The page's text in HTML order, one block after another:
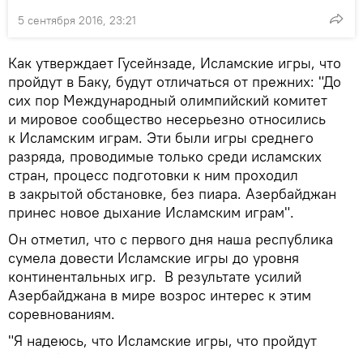
5 сентября 2016, 23:21
Как утверждает Гусейнзаде, Исламские игры, что
пройдут в Баку, будут отличаться от прежних: "До
сих пор Международный олимпийский комитет
и мировое сообщество несерьезно относились
к Исламским играм. Эти были игры среднего
разряда, проводимые только среди исламских
стран, процесс подготовки к ним проходил
в закрытой обстановке, без пиара. Азербайджан
принес новое дыхание Исламским играм".
Он отметил, что с первого дня наша республика
сумела довести Исламские игры до уровня
континентальных игр. В результате усилий
Азербайджана в мире возрос интерес к этим
соревнованиям.
"Я надеюсь, что Исламские игры, что пройдут